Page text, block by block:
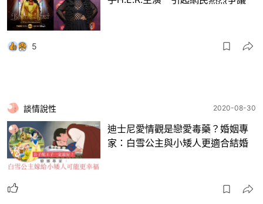
5
談情說性 2020-08-30
迪士尼愛情觀是戀愛毒藥？婚姻專
家：白雪公主與小矮人更適合結婚